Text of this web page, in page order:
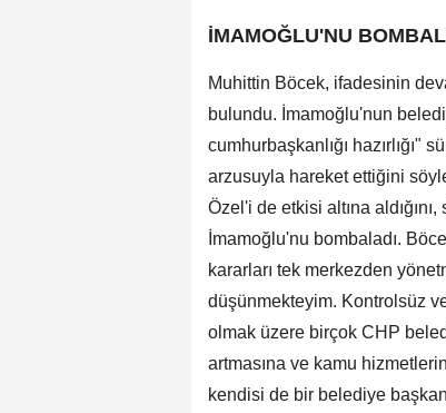
İMAMOĞLU'NU
Muhittin Böcek, ifadesinin
bulundu. İmamoğlu'nun
cumhurbaşkanlığı hazırlığı"
arzusuyla hareket ettiğini
Özel'i de etkisi altına
İmamoğlu'nu bombaladı.
kararları tek merkezden
düşünmekteyim. Kontrolsüz
olmak üzere birçok CHP
artmasına ve kamu
kendisi de bir belediye